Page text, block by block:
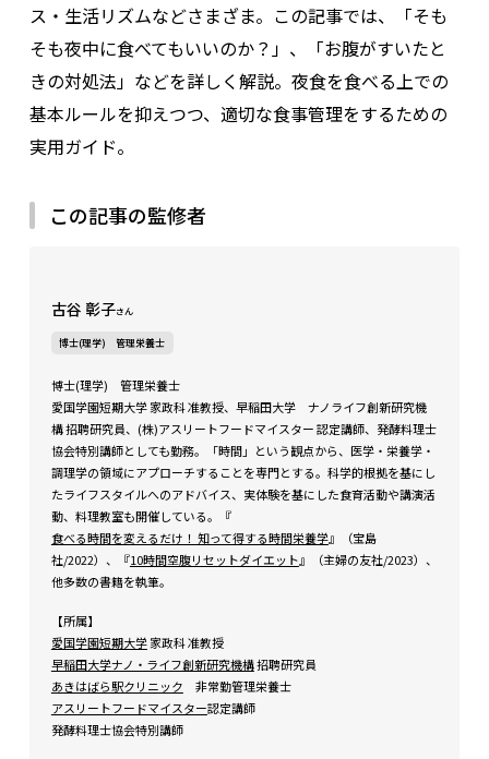
ス・生活リズムなどさまざま。この記事では、「そも
そも夜中に食べてもいいのか？」、「お腹がすいたと
きの対処法」などを詳しく解説。夜食を食べる上での
基本ルールを抑えつつ、適切な食事管理をするための
実用ガイド。
この記事の監修者
古谷 彰子さん
博士(理学) 管理栄養士
博士(理学) 管理栄養士
愛国学園短期大学 家政科 准教授、早稲田大学 ナノライフ創新研究機
構 招聘研究員、(株)アスリートフードマイスター 認定講師、発酵料理士
協会特別講師としても勤務。「時間」という観点から、医学・栄養学・
調理学の領域にアプローチすることを専門とする。科学的根拠を基にし
たライフスタイルへのアドバイス、実体験を基にした食育活動や講演活
動、料理教室も開催している。『
食べる時間を変えるだけ！ 知って得する時間栄養学』（宝島
社/2022）、『10時間空腹リセットダイエット』（主婦の友社/2023）、
他多数の書籍を執筆。
【所属】
愛国学園短期大学家政科 准教授
早稲田大学ナノ・ライフ創新研究機構招聘研究員
あきはばら駅クリニック 非常勤管理栄養士
アスリートフードマイスター認定講師
発酵料理士協会特別講師